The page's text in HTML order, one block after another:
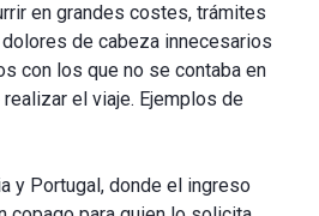
en grandes costes, trámites
dolores de cabeza innecesarios
con los que no se contaba en
el viaje. Ejemplos de
y Portugal, donde el ingreso